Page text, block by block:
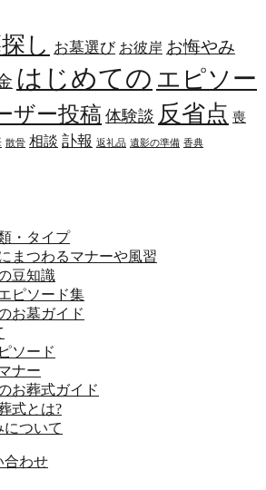
し お墓選び お彼岸 お悔やみ
はじめての エピソー
ザー投稿 体験談 反省点 喪
散骨 相談 訃報 返礼品 遺影の準備 香典
・タイプ
まつわるマナーや風習
豆知識
ピソード集
お墓ガイド
ソード
ナー
お葬式ガイド
式とは?
ついて
合わせ